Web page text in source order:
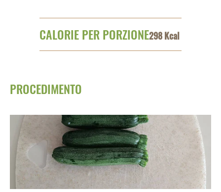
CALORIE PER PORZIONE298 Kcal
PROCEDIMENTO